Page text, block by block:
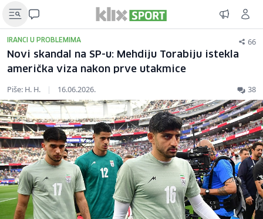
IRANCI U PROBLEMIMA 66
Novi skandal na SP-u: Mehdiju Torabiju istekla
američka viza nakon prve utakmice
Piše: H. H. | 16.06.2026. 38